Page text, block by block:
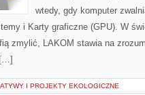
wtedy, gdy komputer
i Karty graficzne (GPU). W
zmylić, LAKOM stawia na
I PROJEKTY EKOLOGICZNE